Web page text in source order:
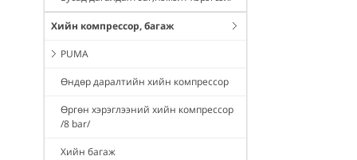
Хийн компрессор, багаж
PUMA
Өндөр даралтийн хийн компрессор
Өргөн хэрэглээний хийн компрессор
/8 bar/
Хийн багаж